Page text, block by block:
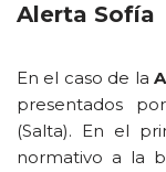
Alerta Sofía
En el caso de la
presentados
(Salta). En el
normativo a la